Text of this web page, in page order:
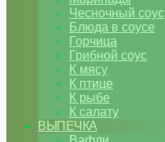
Чесночный соус
Блюда в соусе
Горчица
Грибной соус
К мясу
К птице
К рыбе
К салату
ВЫПЕЧКА